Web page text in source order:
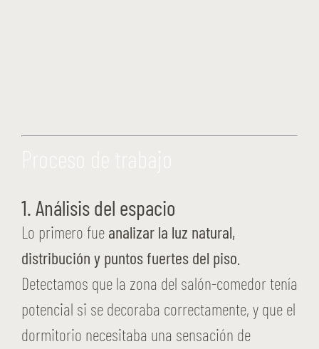
1. Análisis del espacio
Lo primero fue analizar la luz natural,
distribución y puntos fuertes del piso
Detectamos que la zona del salón-comedor tenía
potencial si se decoraba correctamente, y que el
dormitorio necesitaba una sensación de